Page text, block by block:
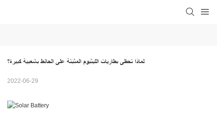
لماذا تحظى بطاريات الليثيوم المثبتة على الحائط بشعبية كبيرة؟
2022-06-29